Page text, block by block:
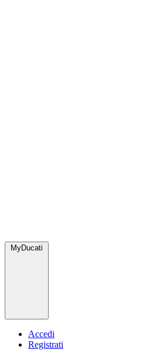
MyDucati
Accedi
Registrati